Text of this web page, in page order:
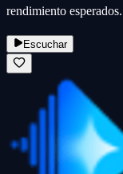
rendimiento esperados.
Escuchar